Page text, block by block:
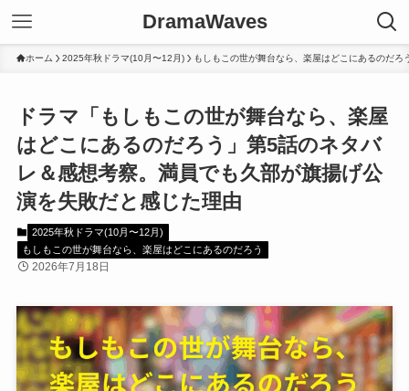
DramaWaves
ホーム 2025年秋ドラマ(10月〜12月) もしもこの世が舞台なら、楽屋はどこにあるのだろ
ドラマ「もしもこの世が舞台なら、楽屋
はどこにあるのだろう」第5話のネタバ
レ＆感想考察。満員でも久部が旗揚げ公
演を失敗だと感じた理由
2025年秋ドラマ(10月〜12月)
もしもこの世が舞台なら、楽屋はどこにあるのだろう
2026年7月18日